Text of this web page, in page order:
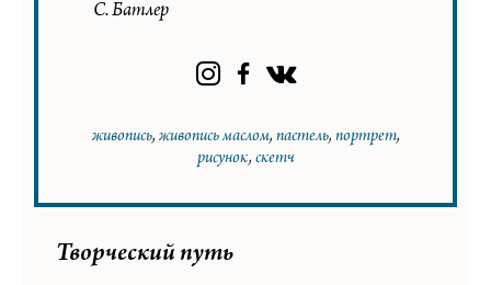
С. Батлер
живопись живопись маслом пастель портрет
рисунок скетч
Творческий путь